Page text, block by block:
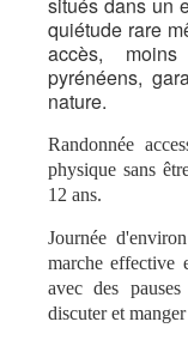
quiétude rare
accès,
pyrénéens,
nature.
Randonnée
physique sans
12 ans.
Journée
marche effective
avec des
discuter et